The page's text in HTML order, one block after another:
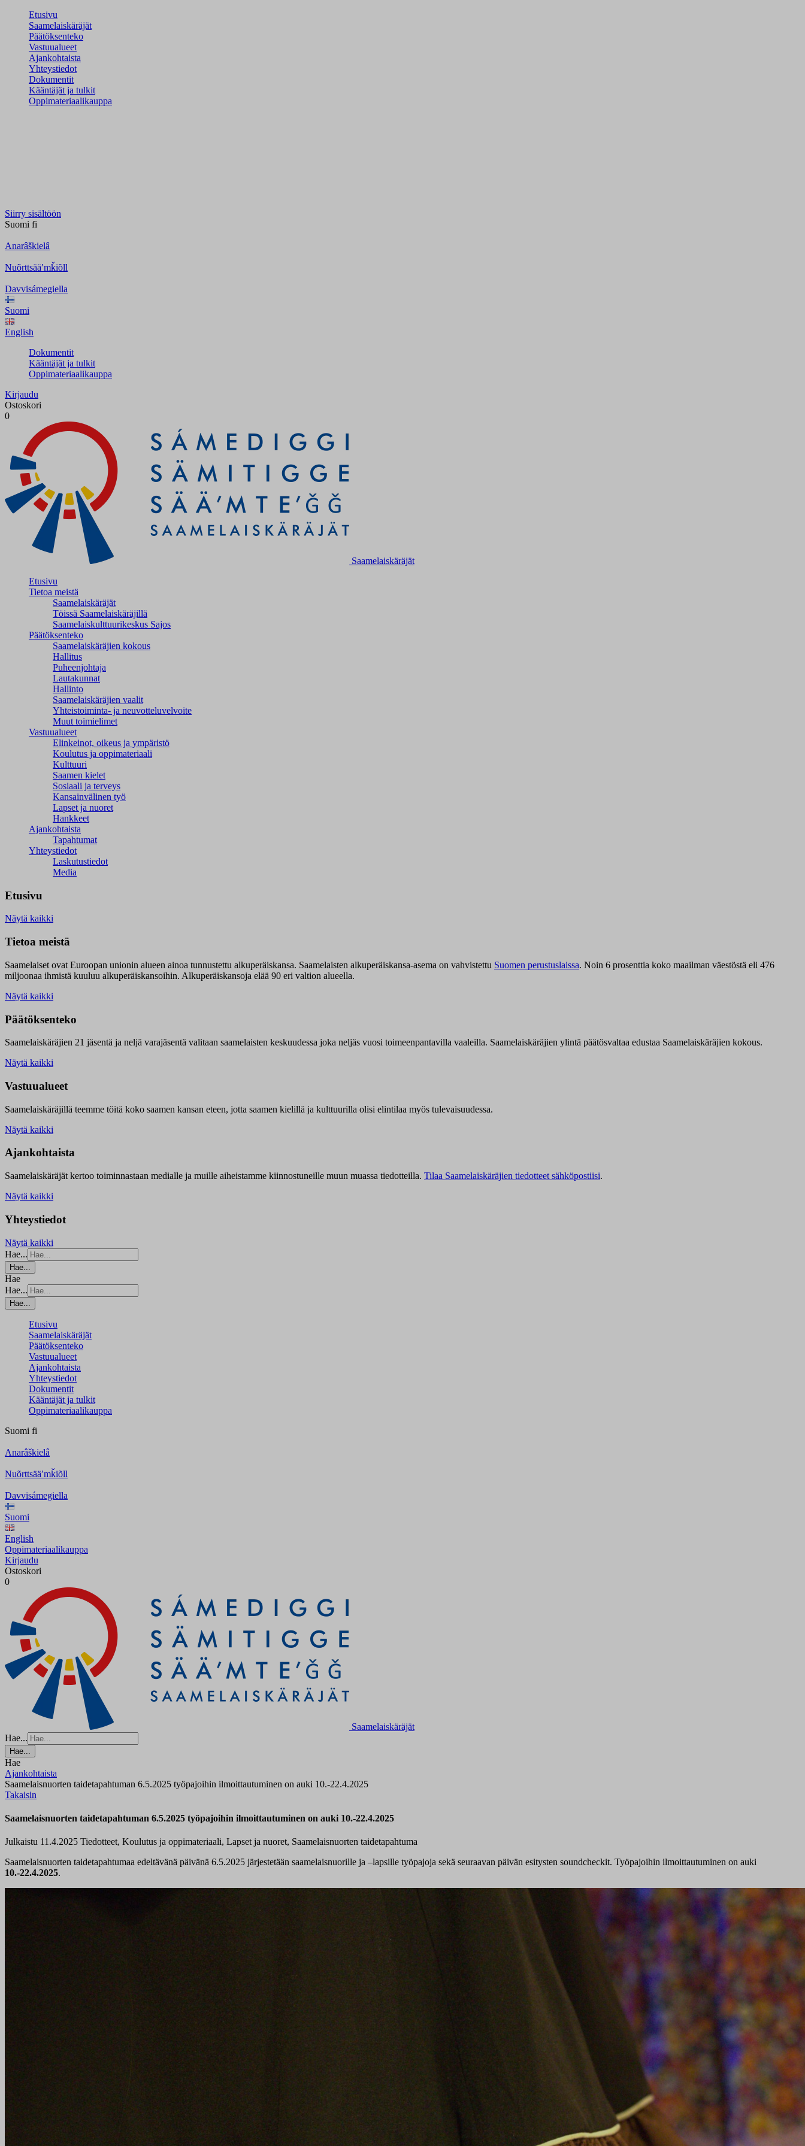
Etusivu
Saamelaiskäräjät
Päätöksenteko
Vastuualueet
Ajankohtaista
Yhteystiedot
Dokumentit
Kääntäjät ja tulkit
Oppimateriaalikauppa
Siirry sisältöön
Suomi fi
Anarâškielâ
Nuõrttsääʹmǩiõll
Davvisámegiella
Suomi
English
Dokumentit
Kääntäjät ja tulkit
Oppimateriaalikauppa
Kirjaudu
Ostoskori
0
Saamelaiskäräjät
Etusivu
Tietoa meistä
Saamelaiskäräjät
Töissä Saamelaiskäräjillä
Saamelaiskulttuuri­keskus Sajos
Päätöksenteko
Saamelaiskäräjien kokous
Hallitus
Puheenjohtaja
Lautakunnat
Hallinto
Saamelaiskäräjien vaalit
Yhteistoiminta- ja neuvotteluvelvoite
Muut toimielimet
Vastuualueet
Elinkeinot, oikeus ja ympäristö
Koulutus ja oppimateriaali
Kulttuuri
Saamen kielet
Sosiaali ja terveys
Kansainvälinen työ
Lapset ja nuoret
Hankkeet
Ajankohtaista
Tapahtumat
Yhteystiedot
Laskutustiedot
Media
Etusivu
Näytä kaikki
Tietoa meistä
Saamelaiset ovat Euroopan unionin alueen ainoa tunnustettu alkuperäiskansa. Saamelaisten alkuperäiskansa-asema on vahvistettu Suomen perustuslaissa. Noin 6 prosenttia koko maailman väestöstä eli 476
miljoonaa ihmistä kuuluu alkuperäiskansoihin. Alkuperäiskansoja elää 90 eri valtion alueella.
Näytä kaikki
Päätöksenteko
Saamelaiskäräjien 21 jäsentä ja neljä varajäsentä valitaan saamelaisten keskuudessa joka neljäs vuosi toimeenpantavilla vaaleilla. Saamelaiskäräjien ylintä päätösvaltaa edustaa Saamelaiskäräjien kokous.
Näytä kaikki
Vastuualueet
Saamelaiskäräjillä teemme töitä koko saamen kansan eteen, jotta saamen kielillä ja kulttuurilla olisi elintilaa myös tulevaisuudessa.
Näytä kaikki
Ajankohtaista
Saamelaiskäräjät kertoo toiminnastaan medialle ja muille aiheistamme kiinnostuneille muun muassa tiedotteilla. Tilaa Saamelaiskäräjien tiedotteet sähköpostiisi.
Näytä kaikki
Yhteystiedot
Näytä kaikki
Hae...
Hae...
Hae
Hae...
Hae...
Etusivu
Saamelaiskäräjät
Päätöksenteko
Vastuualueet
Ajankohtaista
Yhteystiedot
Dokumentit
Kääntäjät ja tulkit
Oppimateriaalikauppa
Suomi fi
Anarâškielâ
Nuõrttsääʹmǩiõll
Davvisámegiella
Suomi
English
Oppimateriaalikauppa
Kirjaudu
Ostoskori
0
Saamelaiskäräjät
Hae...
Hae...
Hae
Ajankohtaista
Saamelaisnuorten taidetapahtuman 6.5.2025 työpajoihin ilmoittautuminen on auki 10.-22.4.2025
Takaisin
Saamelaisnuorten taidetapahtuman 6.5.2025 työpajoihin ilmoittautuminen on auki 10.-22.4.2025
Julkaistu 11.4.2025 Tiedotteet, Koulutus ja oppimateriaali, Lapset ja nuoret, Saamelaisnuorten taidetapahtuma
Saamelaisnuorten taidetapahtumaa edeltävänä päivänä 6.5.2025 järjestetään saamelaisnuorille ja –lapsille työpajoja sekä seuraavan päivän esitysten soundcheckit. Työpajoihin ilmoittautuminen on auki
10.-22.4.2025.